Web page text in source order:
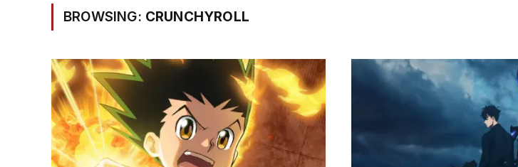
BROWSING: CRUNCHYROLL